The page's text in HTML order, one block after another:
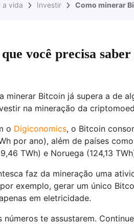
a vida Investir Como minerar
você precisa
minerar Bitcoin já supera a de
na mineração da
o Digiconomics, o Bitcoin
por ano), além de países
TWh) e Noruega (124,13
faz da mineração uma
exemplo, gerar um único
em eletricidade.
números te assustarem.